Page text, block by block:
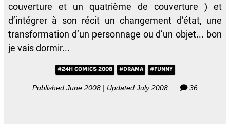
couverture et un quatrième de couverture ) et
d’intégrer à son récit un changement d’état, une
transformation d’un personnage ou d’un objet... bon
je vais dormir...
#24H COMICS 2008 #DRAMA #FUNNY
Published June 2008 | Updated July 2008 36